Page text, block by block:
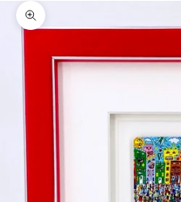
Bild vergrößern